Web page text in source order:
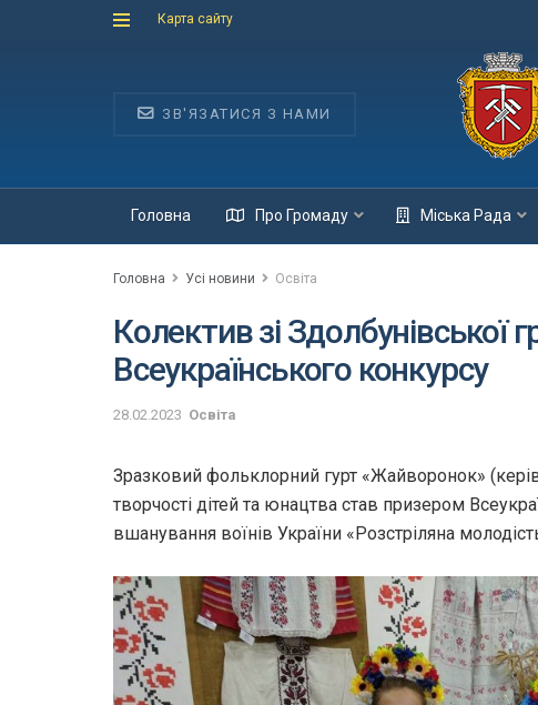
Карта сайту
ЗВ'ЯЗАТИСЯ З НАМИ
Головна Про Громаду Міська Рада
Головна Усі новини Освіта
Колектив зі Здолбунівської
Всеукраїнського конкурсу
28.02.2023 Освіта
Зразковий фольклорний гурт «Жайворонок»
творчості дітей та юнацтва став призером
вшанування воїнів України «Розстріляна